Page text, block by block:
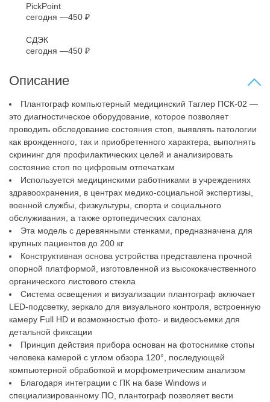
PickPoint
сегодня
450 ₽
СДЭК
сегодня
450 ₽
Описание
Плантограф компьютерный медицинский Таглер ПСК-02 —
это диагностическое оборудование, которое позволяет
проводить обследование состояния стоп, выявлять патологии
как врожденного, так и приобретенного характера, выполнять
скрининг для профилактических целей и анализировать
состояние стоп по цифровым отпечаткам
Используется медицинскими работниками в учреждениях
здравоохранения, в центрах медико-социальной экспертизы,
военной службы, физкультуры, спорта и социального
обслуживания, а также ортопедических салонах
Эта модель с деревянными стенками, предназначена для
крупных пациентов до 200 кг
Конструктивная основа устройства представлена прочной
опорной платформой, изготовленной из высококачественного
органического листового стекла
Система освещения и визуализации плантограф включает
LED-подсветку, зеркало для визуального контроля, встроенную
камеру Full HD и возможностью фото- и видеосъемки для
детальной фиксации
Принцип действия прибора основан на фотоснимке стопы
человека камерой с углом обзора 120°, последующей
компьютерной обработкой и морфометрическим анализом
Благодаря интеграции с ПК на базе Windows и
специализированному ПО, плантограф позволяет вести